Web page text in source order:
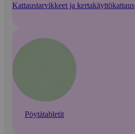
Kattaustarvikkeet ja kertakäyttökattaus
Pöytätabletit